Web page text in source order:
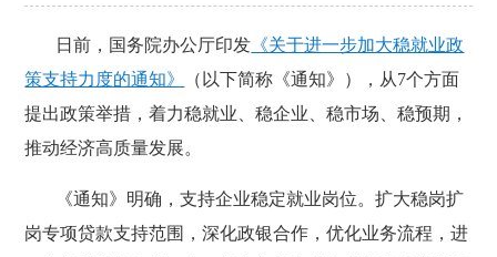
日前，国务院办公厅印发 《关于进一步加大稳就业政
策支持力度的通知》
（以下简称《通知》），从7个方面
提出政策举措，着力稳就业、稳企业、稳市场、稳预期，
推动经济高质量发展。
《通知》明确，支持企业稳定就业岗位。扩大稳岗扩
岗专项贷款支持范围，深化政银合作，优化业务流程，进